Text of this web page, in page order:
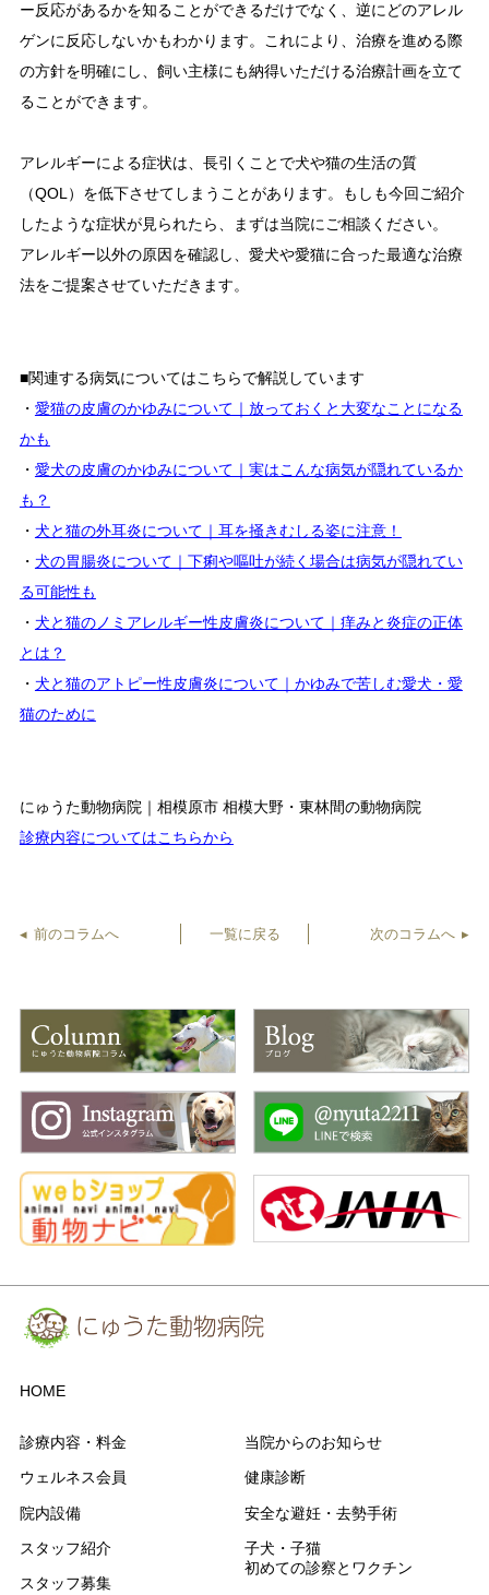
ー反応があるかを知ることができるだけでなく、逆にどのアレル
ゲンに反応しないかもわかります。これにより、治療を進める際
の方針を明確にし、飼い主様にも納得いただける治療計画を立て
ることができます。
アレルギーによる症状は、長引くことで犬や猫の生活の質
（QOL）を低下させてしまうことがあります。もしも今回ご紹介
したような症状が見られたら、まずは当院にご相談ください。
アレルギー以外の原因を確認し、愛犬や愛猫に合った最適な治療
法をご提案させていただきます。
■関連する病気についてはこちらで解説しています
・ 愛猫の皮膚のかゆみについて｜放っておくと大変なことになる
かも
・ 愛犬の皮膚のかゆみについて｜実はこんな病気が隠れているか
も？
・ 犬と猫の外耳炎について｜耳を掻きむしる姿に注意！
・ 犬の胃腸炎について｜下痢や嘔吐が続く場合は病気が隠れてい
る可能性も
・ 犬と猫のノミアレルギー性皮膚炎について｜痒みと炎症の正体
とは？
・ 犬と猫のアトピー性皮膚炎について｜かゆみで苦しむ愛犬・愛
猫のために
にゅうた動物病院｜相模原市 相模大野・東林間の動物病院
診療内容についてはこちらから
前のコラムへ 一覧に戻る 次のコラムへ
HOME
診療内容・料金
ウェルネス会員
院内設備
スタッフ紹介
スタッフ募集
当院からのお知らせ
健康診断
安全な避妊・去勢手術
子犬・子猫
初めての診察とワクチン